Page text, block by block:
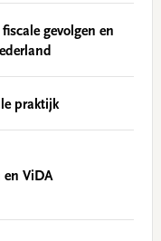
gevolgen en
praktijk
en ViDA